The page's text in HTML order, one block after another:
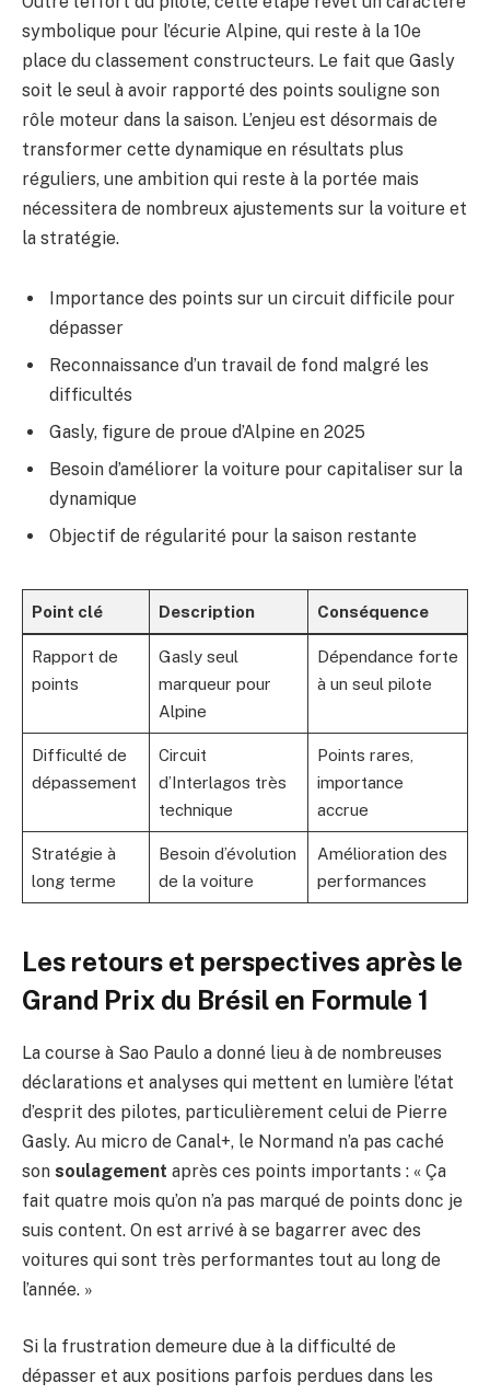
symbolique pour l’écurie Alpine, qui reste à la 10e
place du classement constructeurs. Le fait que Gasly
soit le seul à avoir rapporté des points souligne son
rôle moteur dans la saison. L’enjeu est désormais de
transformer cette dynamique en résultats plus
réguliers, une ambition qui reste à la portée mais
nécessitera de nombreux ajustements sur la voiture et
la stratégie.
Importance des points sur un circuit difficile pour
dépasser
Reconnaissance d’un travail de fond malgré les
difficultés
Gasly, figure de proue d’Alpine en 2025
Besoin d’améliorer la voiture pour capitaliser sur la
dynamique
Objectif de régularité pour la saison restante
Point clé Description Conséquence
Rapport de
points
Gasly seul
marqueur pour
Alpine
Dépendance forte
à un seul pilote
Difficulté de
dépassement
Circuit
d’Interlagos très
technique
Points rares,
importance
accrue
Stratégie à
long terme
Besoin d’évolution
de la voiture
Amélioration des
performances
Les retours et perspectives après le
Grand Prix du Brésil en Formule 1
La course à Sao Paulo a donné lieu à de nombreuses
déclarations et analyses qui mettent en lumière l’état
d’esprit des pilotes, particulièrement celui de Pierre
Gasly. Au micro de Canal+, le Normand n’a pas caché
son soulagement après ces points importants : « Ça
fait quatre mois qu’on n’a pas marqué de points donc je
suis content. On est arrivé à se bagarrer avec des
voitures qui sont très performantes tout au long de
l’année. »
Si la frustration demeure due à la difficulté de
dépasser et aux positions parfois perdues dans les